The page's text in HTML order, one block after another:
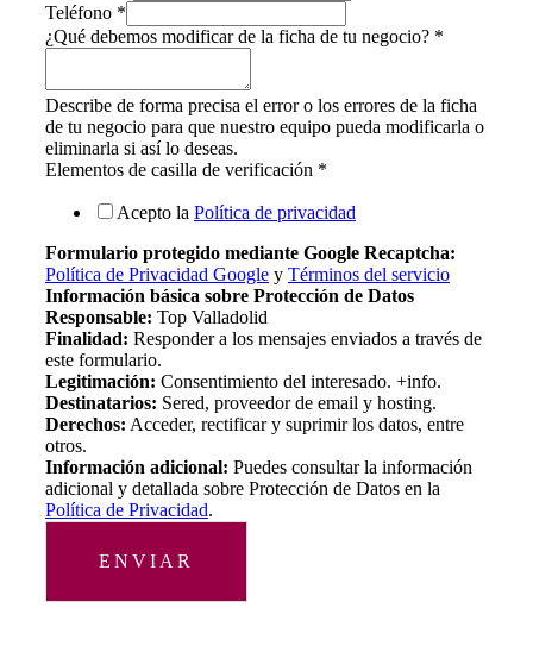
Teléfono *
¿Qué debemos modificar de la ficha de tu negocio? *
Describe de forma precisa el error o los errores de la ficha
de tu negocio para que nuestro equipo pueda modificarla o
eliminarla si así lo deseas.
Elementos de casilla de verificación *
Acepto la Política de privacidad
Formulario protegido mediante Google Recaptcha:
Política de Privacidad Google y Términos del servicio
Información básica sobre Protección de Datos
Responsable: Top Valladolid
Finalidad: Responder a los mensajes enviados a través de
este formulario.
Legitimación: Consentimiento del interesado. +info.
Destinatarios: Sered, proveedor de email y hosting.
Derechos: Acceder, rectificar y suprimir los datos, entre
otros.
Información adicional: Puedes consultar la información
adicional y detallada sobre Protección de Datos en la
Política de Privacidad.
ENVIAR